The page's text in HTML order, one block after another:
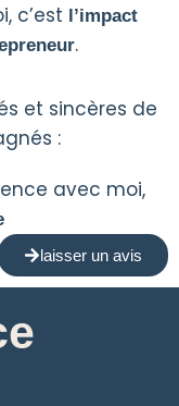
c’est l’impact
.
et sincères de
:
avec moi,
laisser un avis